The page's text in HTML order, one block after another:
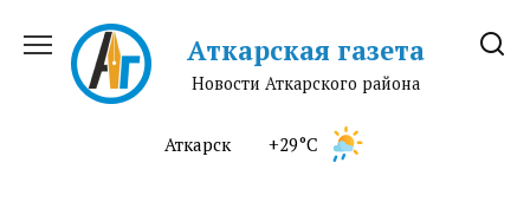
содержанию
Аткарская газета
Новости Аткарского района
Аткарск +29°C